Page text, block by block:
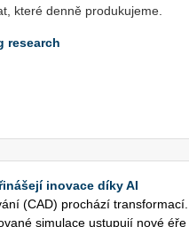
které denně pro­du­ku­je­me.
re­search
inovace díky AI
(CAD) pro­chá­zí trans­for­ma­cí.
si­mu­la­ce ustu­pu­jí nové éře